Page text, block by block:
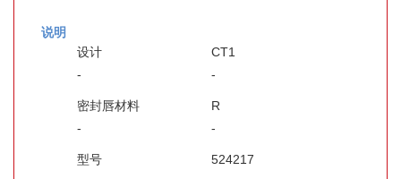
说明
设计
CT1
-
-
密封唇材料
R
-
-
型号
524217